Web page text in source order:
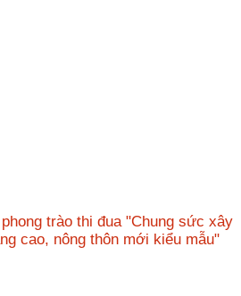
trào thi đua "Chung sức xây
cao, nông thôn mới kiểu mẫu"